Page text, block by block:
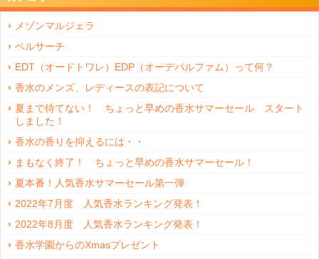
メゾンマルジェラ
ベルサーチ
EDT（オードトワレ）EDP（オーデパルファム）って何？
香水のメンズ、レディースの表記について
夏まで待てない！ ちょっと早めの香水サマーセール スタート
しました！
香水の香りを抑えるには・・
まもなく終了！ ちょっと早めの香水サマーセール！
夏本番！人気香水サマーセール第一弾
2022年7月度 人気香水ランキング発表！
2022年8月度 人気香水ランキング発表！
香水学園からのXmasプレゼント